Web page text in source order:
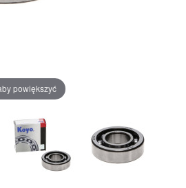
powiększyć